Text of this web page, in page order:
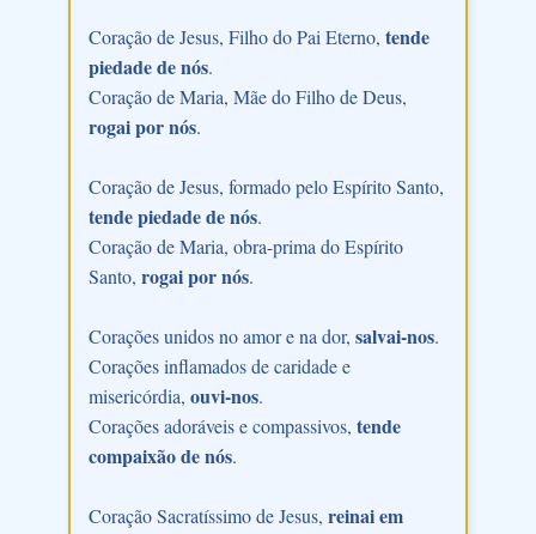
Coração de Jesus, Filho do Pai Eterno, tende
piedade de nós.
Coração de Maria, Mãe do Filho de Deus,
rogai por nós.
Coração de Jesus, formado pelo Espírito Santo,
tende piedade de nós.
Coração de Maria, obra-prima do Espírito
Santo, rogai por nós.
Corações unidos no amor e na dor, salvai-nos.
Corações inflamados de caridade e
misericórdia, ouvi-nos.
Corações adoráveis e compassivos, tende
compaixão de nós.
Coração Sacratíssimo de Jesus, reinai em